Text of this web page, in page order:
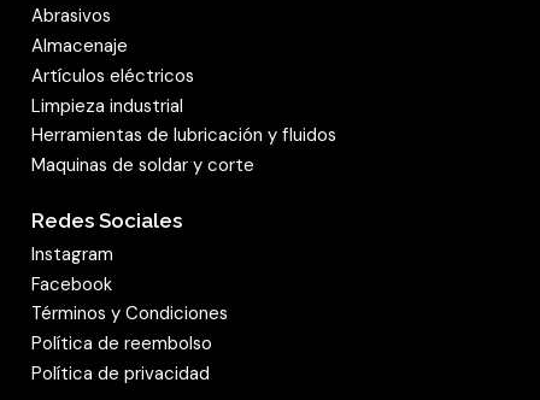
Abrasivos
Almacenaje
Artículos eléctricos
Limpieza industrial
Herramientas de lubricación y fluidos
Maquinas de soldar y corte
Redes Sociales
Instagram
Facebook
Términos y Condiciones
Política de reembolso
Política de privacidad